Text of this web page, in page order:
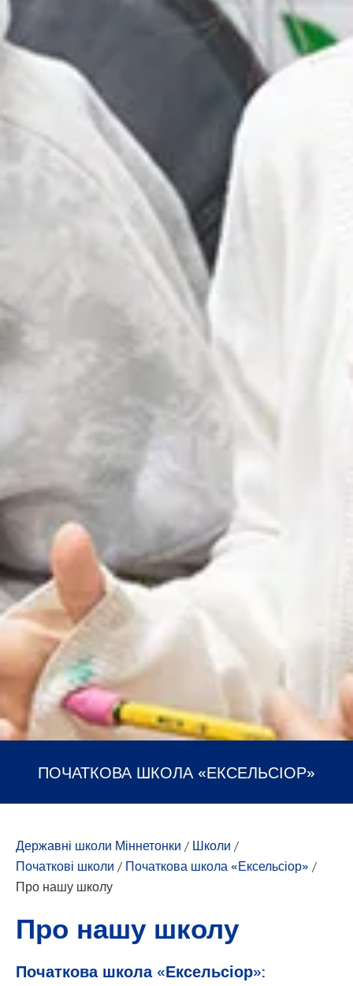
ПОЧАТКОВА ШКОЛА «ЕКСЕЛЬСІОР»
Державні школи Міннетонки / Школи /
Початкові школи / Початкова школа «Ексельсіор» /
Про нашу школу
Про нашу школу
Початкова школа «Ексельсіор»: